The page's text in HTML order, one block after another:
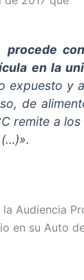
procede
en la
expuesto y
de
remite a
(…)».
Audiencia
en su Auto